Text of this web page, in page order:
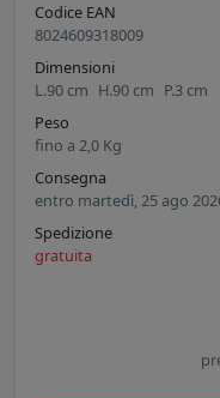
Codice EAN
8024609318009
Dimensioni
L.90 cm H.90 cm P.3 cm
Peso
fino a 2,0 Kg
Consegna
entro martedì, 25 ago
Spedizione
gratuita